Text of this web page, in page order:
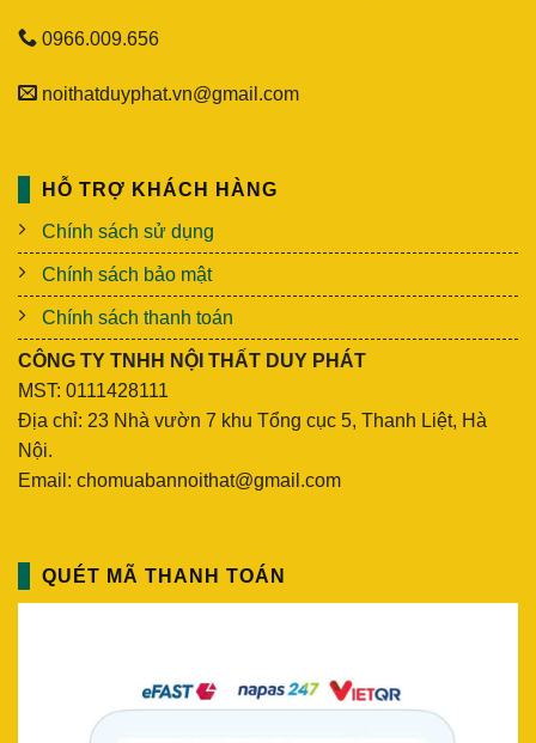
0966.009.656
noithatduyphat.vn@gmail.com
HỖ TRỢ KHÁCH HÀNG
Chính sách sử dụng
Chính sách bảo mật
Chính sách thanh toán
CÔNG TY TNHH NỘI THẤT DUY PHÁT
MST: 0111428111
Địa chỉ: 23 Nhà vườn 7 khu Tổng cục 5, Thanh Liệt, Hà
Nội.
Email: chomuabannoithat@gmail.com
QUÉT MÃ THANH TOÁN